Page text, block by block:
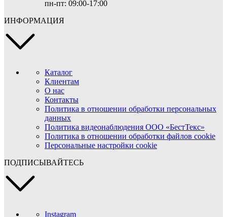
пн-пт: 09:00-17:00
ИНФОРМАЦИЯ
Каталог
Клиентам
О нас
Контакты
Политика в отношении обработки персональных
данных
Политика видеонаблюдения ООО «БестТекс»
Политика в отношении обработки файлов cookie
Персональные настройки cookie
ПОДПИСЫВАЙТЕСЬ
Instagram